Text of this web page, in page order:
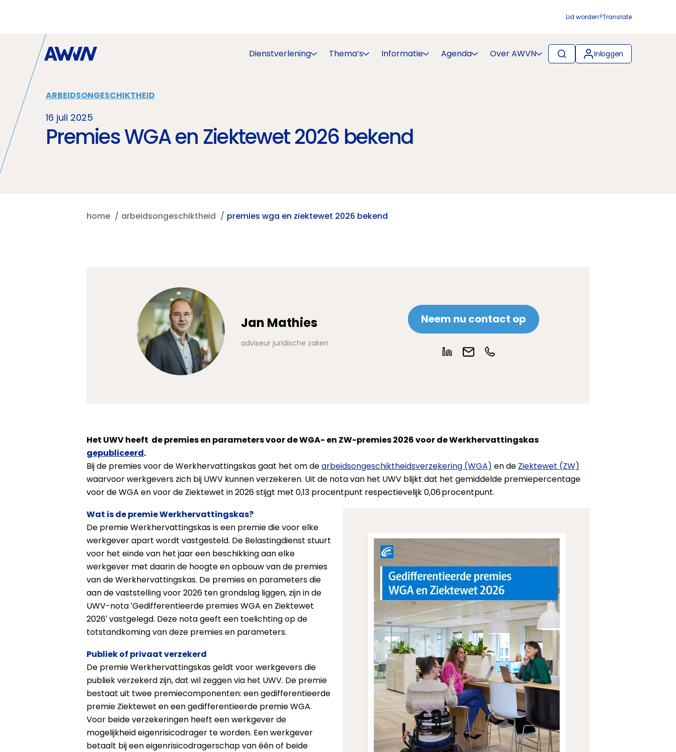
Lid worden?Translate
Dienstverlening Thema’s Informatie Agenda Over AWVN Inloggen
ARBEIDSONGESCHIKTHEID
16 juli 2025
Premies WGA en Ziektewet 2026 bekend
home arbeidsongeschiktheid premies wga en ziektewet 2026 bekend
Jan Mathies
adviseur juridische zaken
Neem nu contact op
Het UWV heeft de premies en parameters voor de WGA- en ZW-premies 2026voor de Werkhervattingskas
gepubliceerd.
Bij de premies voor de Werkhervattingskas gaat het om dearbeidsongeschiktheidsverzekering (WGA) en de Ziektewet (ZW)
waarvoor werkgevers zich bij UWV kunnen verzekeren. Uit de nota van het UWV blijkt dat het gemiddelde premiepercentage
voor de WGA en voor de Ziektewet in 2026 stijgt met 0,13 procentpunt respectievelijk 0,06 procentpunt.
Wat is de premie Werkhervattingskas?
De premie Werkhervattingskas is een premie die voor elke
werkgever apart wordt vastgesteld. De Belastingdienst stuurt
voor het einde van het jaar een beschikking aan elke
werkgever met daarin de hoogte en opbouw van de premies
van de Werkhervattingskas. De premies en parameters die
aan de vaststelling voor 2026 ten grondslag liggen, zijn in de
UWV-nota ′Gedifferentieerde premies WGA en Ziektewet
2026′ vastgelegd. Deze nota geeft een toelichting op de
totstandkoming van deze premies en parameters.
Publiek of privaat verzekerd
De premie Werkhervattingskas geldt voor werkgevers die
publiek verzekerd zijn, dat wil zeggen via het UWV. De premie
bestaat uit twee premiecomponenten: een gedifferentieerde
premie Ziektewet en een gedifferentieerde premie WGA.
Voor beide verzekeringen heeft een werkgever de
mogelijkheid eigenrisicodrager te worden. Een werkgever
betaalt bij een eigenrisicodragerschap van één of beide